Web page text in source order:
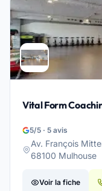
Vital Form
5/5 · 5 avis
Av. François
68100 Mulhouse
Voir la fiche